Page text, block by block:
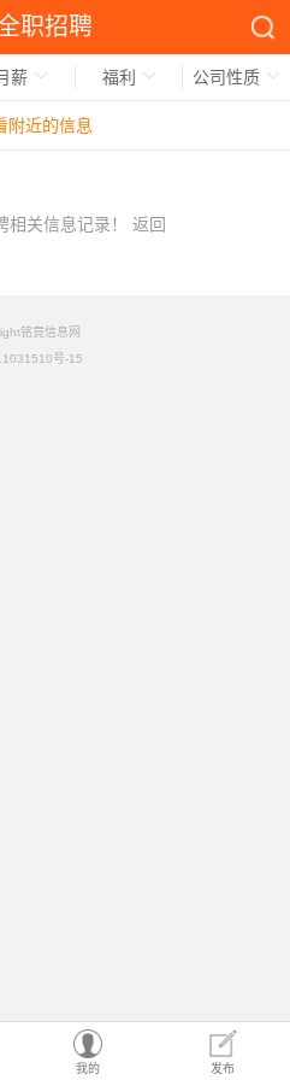
职招聘
我的 发布
薪 福利 公司性质
附近的信息
相关信息记录！ 返回
铭竟信息网
号-15